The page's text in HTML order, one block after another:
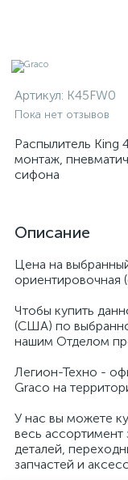
Артикул: K45FW0
Пока нет отзывов
Распылитель King
монтаж,
сифона
Описание
Цена на
ориентировочная
Чтобы купить
(США) по
нашим Отделом
Легион-Техно -
Graco на
У нас вы можете
весь ассортимент
деталей,
запчастей и